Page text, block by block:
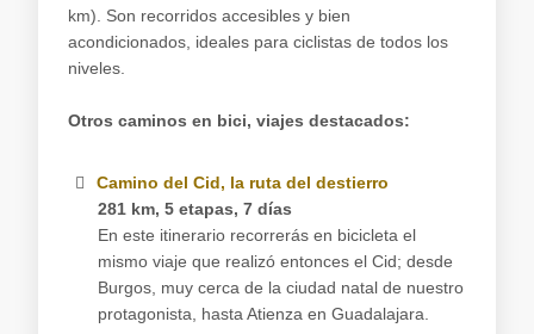
km). Son recorridos accesibles y bien
acondicionados, ideales para ciclistas de todos los
niveles.
Otros caminos en bici, viajes destacados:
Camino del Cid, la ruta del destierro
281 km, 5 etapas, 7 días
En este itinerario recorrerás en bicicleta el
mismo viaje que realizó entonces el Cid; desde
Burgos, muy cerca de la ciudad natal de nuestro
protagonista, hasta Atienza en Guadalajara.